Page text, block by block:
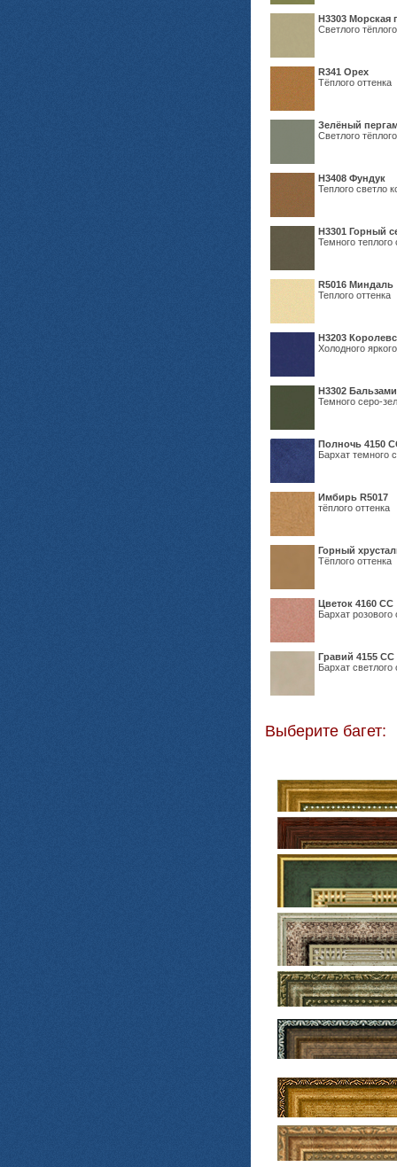
H3303 Морская
Светлого
R341 Орех
Тёплого оттенка
Зелёный
Светлого
Н3408 Фундук
Теплого светло
Н3301 Горный
Темного теплого
R5016 Миндаль
Теплого оттенка
Н3203
Холодного
Н3302
Темного серо-
Полночь 4150
Бархат темного
Имбирь R5017
тёплого оттенка
Горный
Тёплого оттенка
Цветок 4160 СС
Бархат розового
Гравий 4155 СС
Бархат светлого
Выберите багет: